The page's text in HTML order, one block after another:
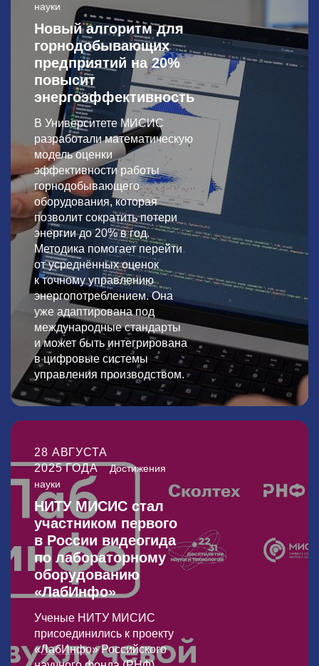
науки
Новый алгоритм для
горнодобывающих
предприятий на 20%
повысит
энергоэффективность
В Университете МИСИС
разработали математическую
модель оценки
эффективности работы
горнодобывающего
оборудования, которая
позволит сократить потери
энергии до 20% в год.
Методика помогает перейти
от усреднённых оценок
к точному управлению
энергопотреблением. Она
уже адаптирована под
международные стандарты
и может быть интегрирована
в цифровые системы
управления производством.
28 АВГУСТА
2025 ГОДА
Достижения
науки
НИТУ МИСИС стал
участником первого
в России видеогида
по лабораторному
оборудованию
«ЛабИнфо»
Ученые НИТУ МИСИС
присоединились к проекту
«ЛабИнфо» Российского